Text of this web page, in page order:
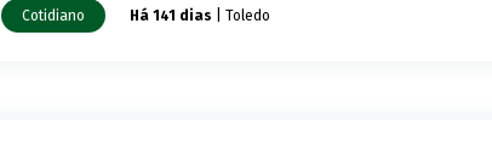
Cotidiano Há 141 dias | Toledo